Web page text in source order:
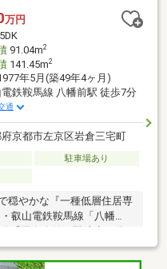
万円
5DK
91.04m2
141.45m2
年5月(築49年4ヶ月)
鉄鞍馬線 八幡前駅 徒歩7分
通
京都市左京区岩倉三宅町
駐車場あり
穏やかな『一種低層住居専
叡山電鉄鞍馬線「八幡
りのある広さ！◆ライフス
能です♪◆小中学校まで徒